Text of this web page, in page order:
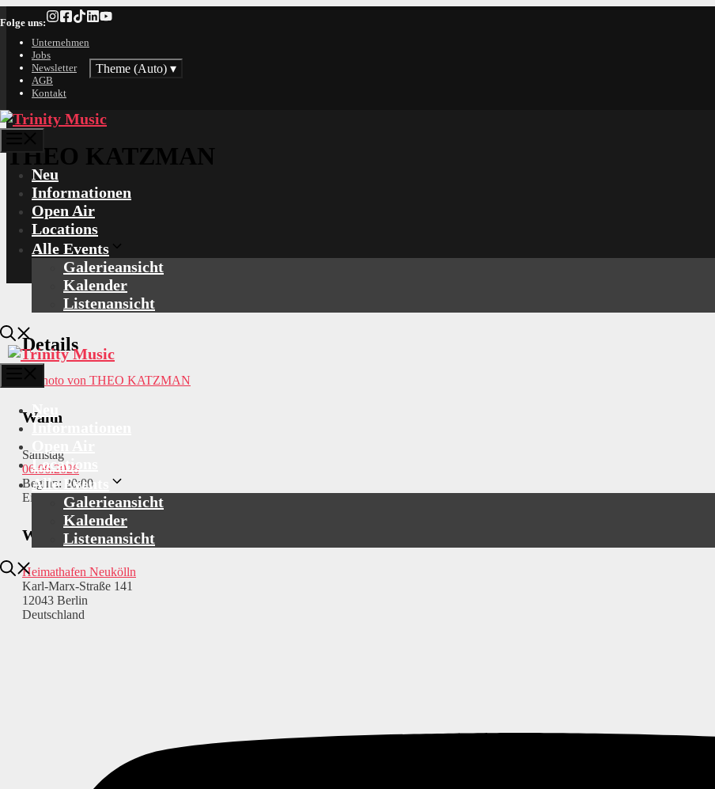
Inhalt
springen
Folge uns:
Unternehmen
Jobs
Newsletter
AGB
Kontakt
Theme (Auto) ▾
Neu
Informationen
Open Air
Locations
Alle Events
Galerieansicht
Kalender
Listenansicht
Menü
Neu
Informationen
Locations
Alle Events
Galerieansicht
Kalender
Listenansicht
THEO KATZMAN
Details
Wann
Samstag
06.06.2026
Beginn: 20:00
Einlass: 19:00
Wo
Heimathafen Neukölln
Karl-Marx-Straße 141
12043 Berlin
Deutschland